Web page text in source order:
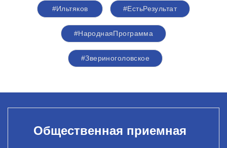
#Ильтяков #ЕстьРезультат
#НароднаяПрограмма
#Звериноголовское
Общественная приемная